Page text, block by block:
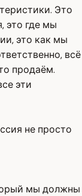
Это
это где мы
это как мы
всё
продаём.
эти
не просто
мы должны